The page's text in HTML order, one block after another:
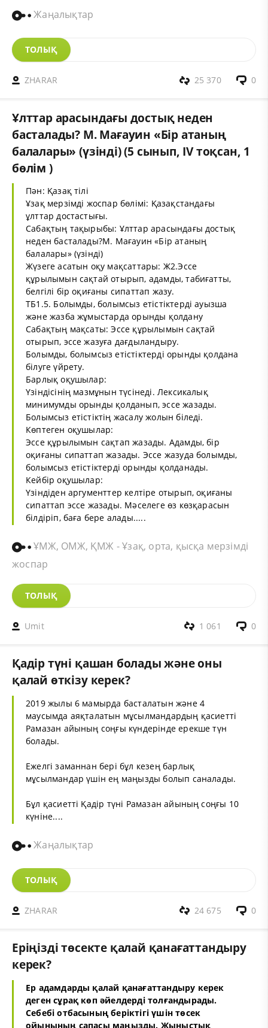
Жаңалықтар
ТОЛЫҚ
ZHARAR 0
25 370
Ұлттар арасындағы достық неден
басталады? М. Мағауин «Бір атаның
балалары» (үзінді) (5 сынып, IV тоқсан, 1
бөлім )
Пән: Қазақ тілі
Ұзақ мерзімді жоспар бөлімі: Қазақстандағы
ұлттар достастығы.
Сабақтың тақырыбы: Ұлттар арасындағы достық
неден басталады?М. Мағауин «Бір атаның
балалары» (үзінді)
Жүзеге асатын оқу мақсаттары: Ж2.Эссе
құрылымын сақтай отырып, адамды, табиғатты,
белгілі бір оқиғаны сипаттап жазу.
ТБ1.5. Болымды, болымсыз етістіктерді ауызша
және жазба жұмыстарда орынды қолдану
Сабақтың мақсаты: Эссе құрылымын сақтай
отырып, эссе жазуға дағдыландыру.
Болымды, болымсыз етістіктерді орынды қолдана
білуге үйрету.
Барлық оқушылар:
Үзіндісінің мазмұнын түсінеді. Лексикалық
минимумды орынды қолданып, эссе жазады.
Болымсыз етістіктің жасалу жолын біледі.
Көптеген оқушылар:
Эссе құрылымын сақтап жазады. Адамды, бір
оқиғаны сипаттап жазады. Эссе жазуда болымды,
болымсыз етістіктерді орынды қолданады.
Кейбір оқушылар:
Үзіндіден аргументтер келтіре отырып, оқиғаны
сипаттап эссе жазады. Мәселеге өз көзқарасын
білдіріп, баға бере алады.....
ҰМЖ, ОМЖ, ҚМЖ - Ұзақ, орта, қысқа мерзімді
жоспар
ТОЛЫҚ
Umit 0
1 061
Қадір түні қашан болады және оны
қалай өткізу керек?
2019 жылы 6 мамырда басталатын және 4
маусымда аяқталатын мұсылмандардың қасиетті
Рамазан айының соңғы күндерінде ерекше түн
болады.
Ежелгі заманнан бері бұл кезең барлық
мұсылмандар үшін ең маңызды болып саналады.
Бұл қасиетті Қадір түні Рамазан айының соңғы 10
күніне....
Жаңалықтар
ТОЛЫҚ
ZHARAR 0
24 675
Еріңізді төсекте қалай қанағаттандыру
керек?
Ер адамдарды қалай қанағаттандыру керек
деген сұрақ көп әйелдерді толғандырады.
Себебі отбасының беріктігі үшін төсек
ойынының сапасы маңызды. Жыныстық